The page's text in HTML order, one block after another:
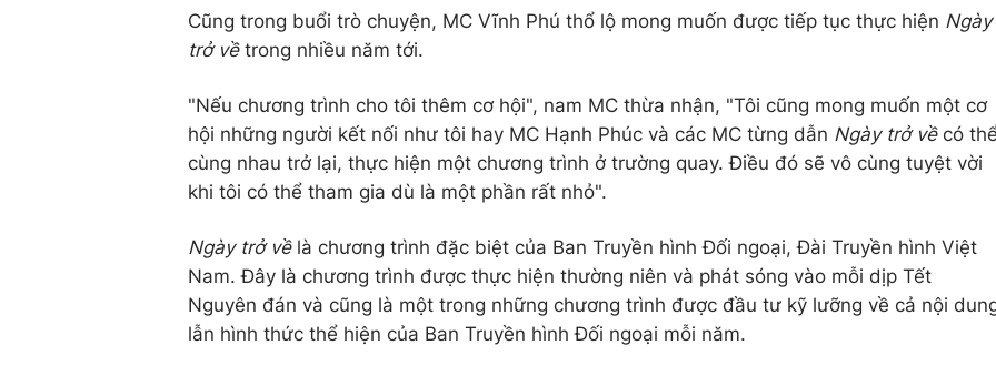
Cũng trong buổi trò chuyện, MC Vĩnh Phú thổ lộ mong muốn được tiếp tục thực hiện Ngày
trở vềtrong nhiều năm tới.
"Nếu chương trình cho tôi thêm cơ hội", nam MC thừa nhận, "Tôi cũng mong muốn một cơ
hội những người kết nối như tôi hay MC Hạnh Phúc và các MC từng dẫn Ngày trở vềcó
cùng nhau trở lại, thực hiện một chương trình ở trường quay. Điều đó sẽ vô cùng tuyệt vời
khi tôi có thể tham gia dù là một phần rất nhỏ".
Ngày trở vềlà chương trình đặc biệt của Ban Truyền hình Đối ngoại, Đài Truyền hình Việt
Nam. Đây là chương trình được thực hiện thường niên và phát sóng vào mỗi dịp Tết
Nguyên đán và cũng là một trong những chương trình được đầu tư kỹ lưỡng về cả nội
lẫn hình thức thể hiện của Ban Truyền hình Đối ngoại mỗi năm.